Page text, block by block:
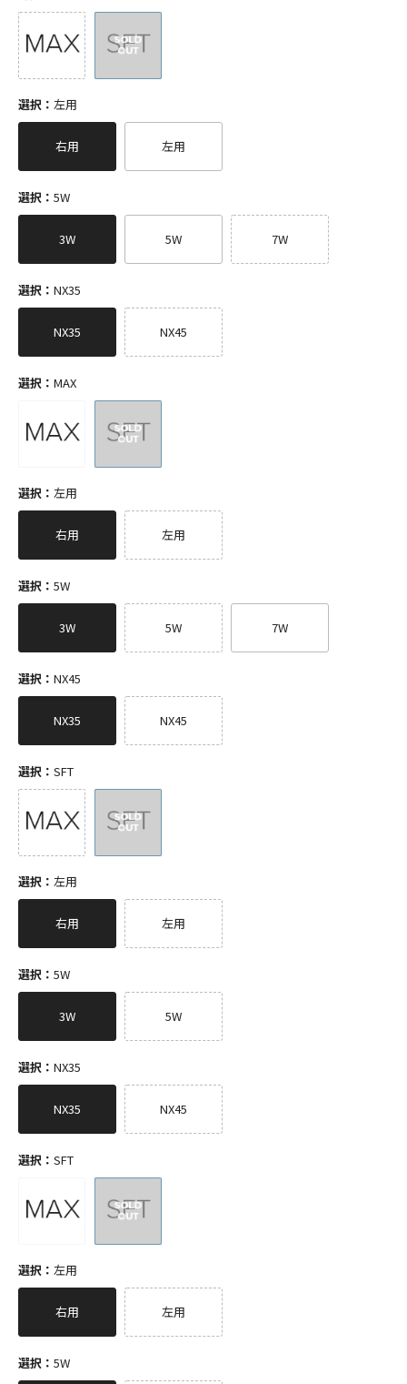
選択： 左用
右用 左用
選択： 5W
3W 5W 7W
選択： NX35
NX35 NX45
選択： MAX
選択： 左用
右用 左用
選択： 5W
3W 5W 7W
選択： NX45
NX35 NX45
選択： SFT
選択： 左用
右用 左用
選択： 5W
3W 5W
選択： NX35
NX35 NX45
選択： SFT
選択： 左用
右用 左用
選択： 5W